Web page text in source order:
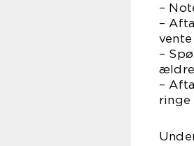
–
–
vente
–
ældre
–
ringe